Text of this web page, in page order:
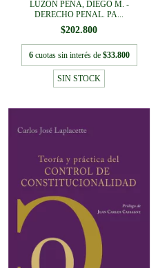
LUZÓN PEÑA, DIEGO M. -
DERECHO PENAL. PA...
$202.800
6 cuotas sin interés de $33.800
SIN STOCK